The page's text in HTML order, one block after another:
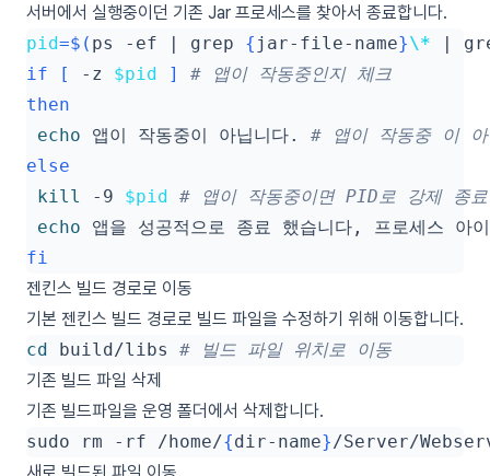
서버에서 실행중이던 기존 Jar 프로세스를 찾아서 종료합니다.
pid=$( ps -ef | grep { jar-file-name}\* |
if
[ -z $pid ]
# 앱이 작동중인지 체크
then
echo 앱이 작동중이 아닙니다. # 앱이 작동중 이 아
else
kill
-9 $pid # 앱이 작동중이면 PID로 강제 종료
echo 앱을 성공적으로 종료 했습니다, 프로세스 아
fi
젠킨스 빌드 경로로 이동
기본 젠킨스 빌드 경로로 빌드 파일을 수정하기 위해 이동합니다.
cd build/libs # 빌드 파일 위치로 이동
기존 빌드 파일 삭제
기존 빌드파일을 운영 폴더에서 삭제합니다.
sudo rm -rf /home/{dir-name} /Server/
새로 빌드된 파일 이동